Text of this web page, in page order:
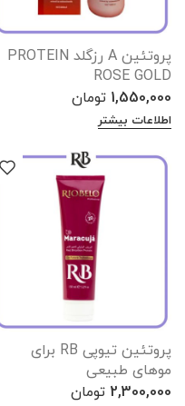
پروتئین A رزگلد PROTEIN
ROSE GOLD
1,550,000 تومان
اطلاعات بیشتر
پروتئین تیوپی RB برای
موهای طبیعی
2,300,000 تومان